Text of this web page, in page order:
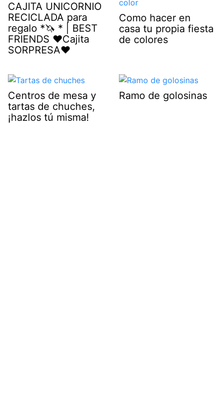
CAJITA UNICORNIO
RECICLADA para
regalo *🦄 * | BEST
FRIENDS ♥Cajita
SORPRESA♥
Como hacer en
casa tu propia fiesta
de colores
Centros de mesa y
tartas de chuches,
¡hazlos tú misma!
Ramo de golosinas